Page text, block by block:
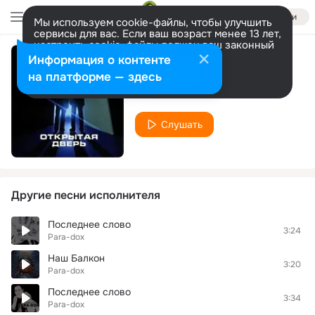
Войти
Мы используем cookie-файлы, чтобы улучшить
сервисы для вас. Если ваш возраст менее 13 лет,
настроить cookie-файлы должен ваш законный
представитель. Больше информации
Разрешить все Настроить
Девочка Моя
Para-dox
Слушать
Другие песни исполнителя
Последнее слово
Para-dox
3:24
Наш Балкон
Para-dox
3:20
Последнее слово
Para-dox
3:34
Информация о контенте
на платформе — здесь